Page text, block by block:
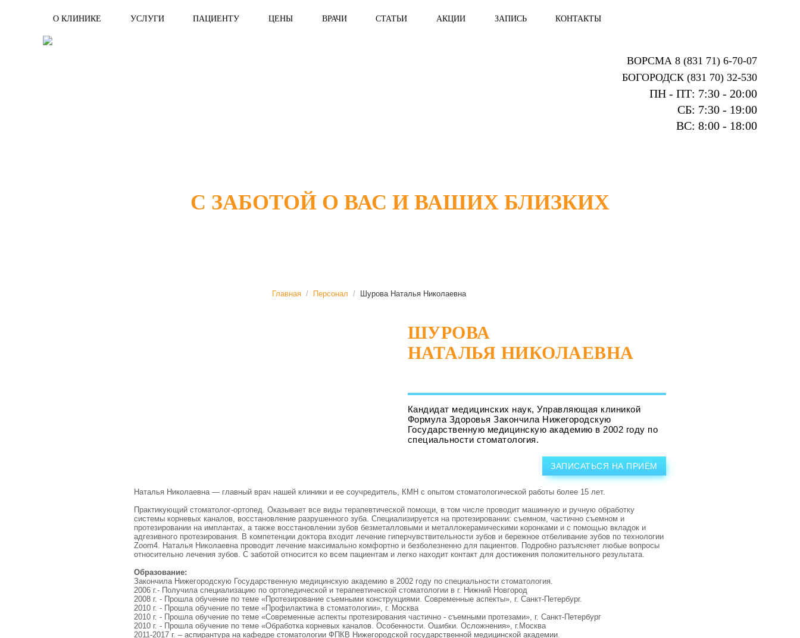
О КЛИНИКЕ УСЛУГИ ПАЦИЕНТУ ЦЕНЫ ВРАЧИ СТАТЬИ АКЦИИ ЗАПИСЬ КОНТАКТЫ
ВОРСМА 8 (831 71) 6-70-07
БОГОРОДСК (831 70) 32-530
ПН - ПТ: 7:30 - 20:00
СБ: 7:30 - 19:00
ВС: 8:00 - 18:00
С ЗАБОТОЙ О ВАС И ВАШИХ БЛИЗКИХ
Главная / Персонал / Шурова Наталья Николаевна
ШУРОВА
НАТАЛЬЯ НИКОЛАЕВНА
Кандидат медицинских наук, Управляющая клиникой
Формула Здоровья Закончила Нижегородскую
Государственную медицинскую академию в 2002 году по
специальности стоматология.
ЗАПИСАТЬСЯ НА ПРИЁМ
Наталья Николаевна — главный врач нашей клиники и ее соучредитель, КМН с опытом стоматологической работы более 15 лет.
Практикующий стоматолог-ортопед. Оказывает все виды терапевтической помощи, в том числе проводит машинную и ручную обработку
системы корневых каналов, восстановление разрушенного зуба. Специализируется на протезировании: съемном, частично съемном и
протезировании на имплантах, а также восстановлении зубов безметалловыми и металлокерамическими коронками и с помощью вкладок и
адгезивного протезирования. В компетенции доктора входит лечение гиперчувствительности зубов и бережное отбеливание зубов по технологии
Zoom4. Наталья Николаевна проводит лечение максимально комфортно и безболезненно для пациентов. Подробно разъясняет любые вопросы
относительно лечения зубов. С заботой относится ко всем пациентам и легко находит контакт для достижения положительного результата.
Образование:
Закончила Нижегородскую Государственную медицинскую академию в 2002 году по специальности стоматология.
2006 г.- Получила специализацию по ортопедической и терапевтической стоматологии в г. Нижний Новгород
2008 г. - Прошла обучение по теме «Протезирование съемными конструкциями. Современные аспекты», г. Санкт-Петербург.
2010 г. - Прошла обучение по теме «Профилактика в стоматологии», г. Москва
2010 г. - Прошла обучение по теме «Современные аспекты протезирования частично - съемными протезами», г. Санкт-Петербург
2010 г. - Прошла обучение по теме «Обработка корневых каналов. Особенности. Ошибки. Осложнения», г.Москва
2011-2017 г. – аспирантура на кафедре стоматологии ФПКВ Нижегородской государственной медицинской академии.